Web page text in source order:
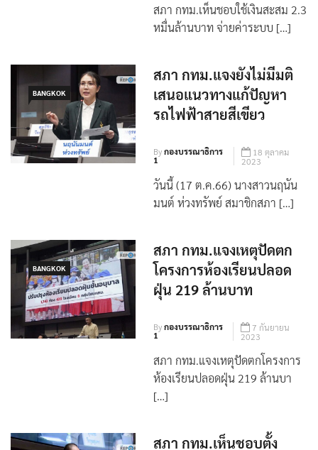
Byกองบรรณาธิการ
1
7 กุมภาพันธ์
2024
BANGKOK
สภา กทม.แจงยังไม่มีมติ
เสนอแนวทางแก้ปัญหา
รถไฟฟ้าสายสีเขียว
Byกองบรรณาธิการ
1
18 ตุลาคม
2023
BANGKOK
สภา กทม.แจงเหตุปัดตก
โครงการห้องเรียนปลอด
ฝุ่น 219 ล้านบาท
Byกองบรรณาธิการ
1
7 กันยายน
2023
สภา กทม.แจงเหตุปัดตกโครงการ